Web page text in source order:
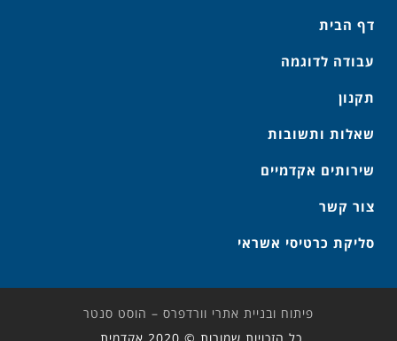
דף הבית
עבודה לדוגמה
תקנון
שאלות ותשובות
שירותים אקדמיים
צור קשר
סליקת כרטיסי אשראי
פיתוח ובניית אתרי וורדפרס – הוסט סנטר